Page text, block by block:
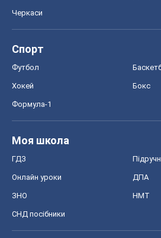
Черкаси
Спорт
Футбол
Хокей Бокс
Формула-1
Моя школа
ГДЗ
Онлайн уроки ДПА
ЗНО НМТ
СНД посібники